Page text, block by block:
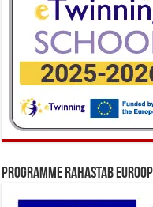
Programme rahastab